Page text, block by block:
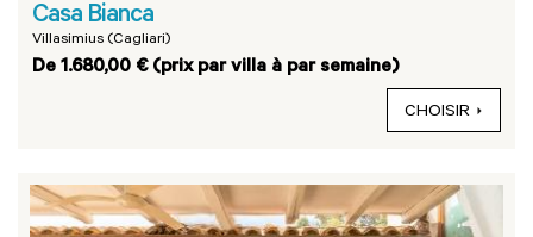
Casa Bianca
Villasimius (Cagliari)
De 1.680,00 € (prix par villa à par semaine)
CHOISIR